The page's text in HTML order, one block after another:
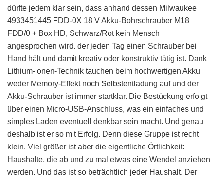
dürfte jedem klar sein, dass anhand dessen Milwaukee
4933451445 FDD-0X 18 V Akku-Bohrschrauber M18
FDD/0 + Box HD, Schwarz/Rot kein Mensch
angesprochen wird, der jeden Tag einen Schrauber bei
Hand hält und damit kreativ oder konstruktiv tätig ist. Dank
Lithium-Ionen-Technik tauchen beim hochwertigen Akku
weder Memory-Effekt noch Selbstentladung auf und der
Akku-Schrauber ist immer startklar. Die Bestückung erfolgt
über einen Micro-USB-Anschluss, was ein einfaches und
simples Laden eventuell denkbar sein macht. Und genau
deshalb ist er so mit Erfolg. Denn diese Gruppe ist recht
klein. Viel größer ist aber die eigentliche Örtlichkeit:
Haushalte, die ab und zu mal etwas eine Wendel anziehen
werden. Und das ist so beträchtlich jeder Haushalt. Der